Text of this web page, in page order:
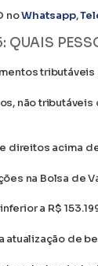
noWhatsapp,
QUAIS
tributáveis
não tributáveis
direitos acima
na Bolsa de
a R$
atualização de